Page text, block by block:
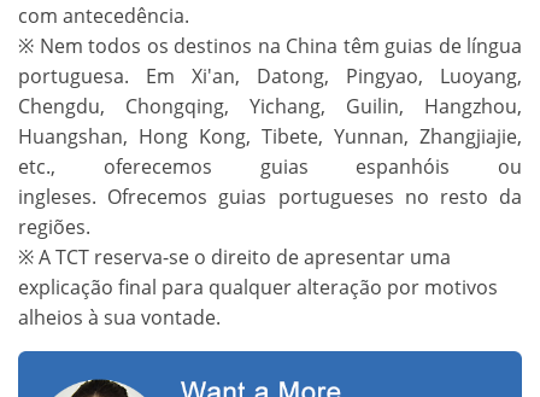
com antecedência.
※ Nem todos os destinos na China têm guias de língua
portuguesa. Em Xi'an, Datong, Pingyao, Luoyang,
Chengdu, Chongqing, Yichang, Guilin, Hangzhou,
Huangshan, Hong Kong, Tibete, Yunnan, Zhangjiajie,
etc., oferecemos guias espanhóis ou
ingleses. Ofrecemos guias portugueses no resto da
regiões.
※ A TCT reserva-se o direito de apresentar uma
explicação final para qualquer alteração por motivos
alheios à sua vontade.